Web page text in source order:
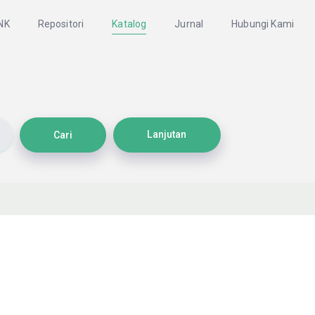
Repositori Katalog Jurnal Hubungi Kami
Cari Lanjutan